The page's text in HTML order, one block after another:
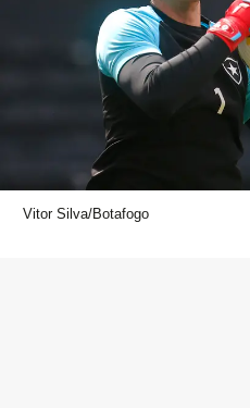
Vitor Silva/Botafogo